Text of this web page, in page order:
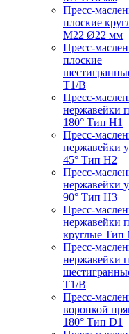
Пресс-
плоские
M22 Ø22 мм
Пресс-
плоские
T1/B
Пресс-
нержавейки
180° Тип H1
Пресс-
нержавейки
45° Тип H2
Пресс-
нержавейки
90° Тип H3
Пресс-
нержавейки
круглые Тип
Пресс-
нержавейки
T1/B
Пресс-
воронкой
180° Тип D1